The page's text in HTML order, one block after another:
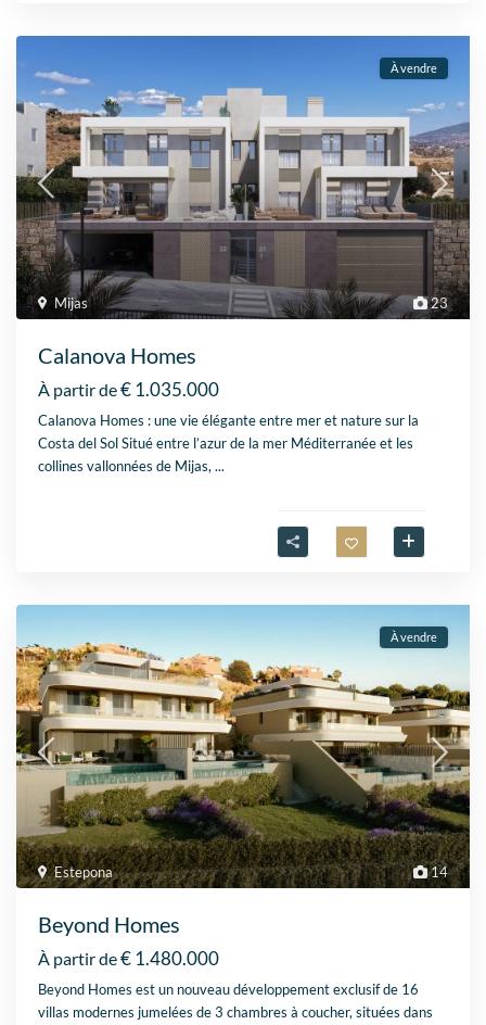
23
Mijas
À vendre
Calanova Homes
À partir de€ 1.035.000
Calanova Homes : une vie élégante entre mer et nature sur la
Costa del Sol Situé entre l’azur de la mer Méditerranée et les
collines vallonnées de Mijas,...
14
Estepona
À vendre
Beyond Homes
À partir de€ 1.480.000
Beyond Homes est un nouveau développement exclusif de 16
villas modernes jumelées de 3 chambres à coucher, situées dans